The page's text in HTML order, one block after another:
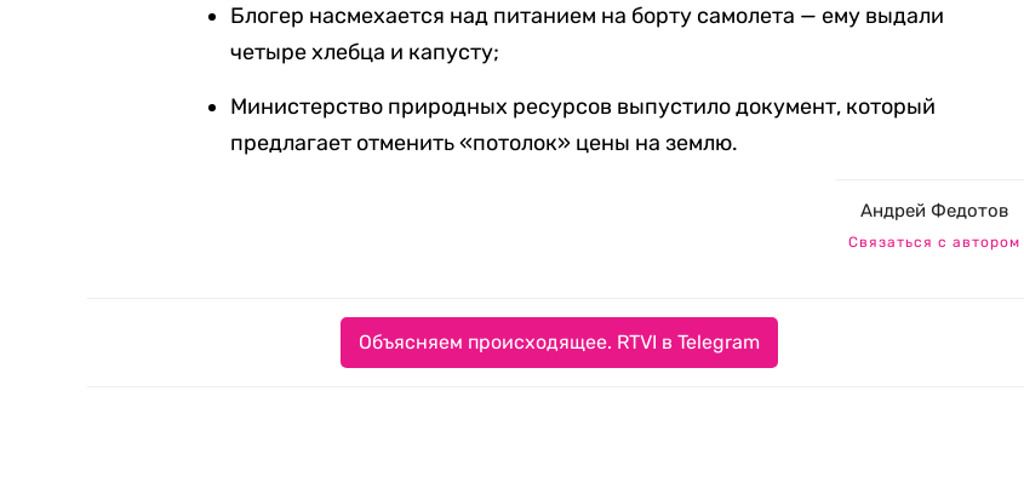
Блогер насмехается над питанием на борту самолета — ему выдали
четыре хлебца и капусту;
Министерство природных ресурсов выпустило документ, который
предлагает отменить «потолок» цены на землю.
Андрей Федотов
Связаться с автором
Объясняем происходящее. RTVI в Telegram